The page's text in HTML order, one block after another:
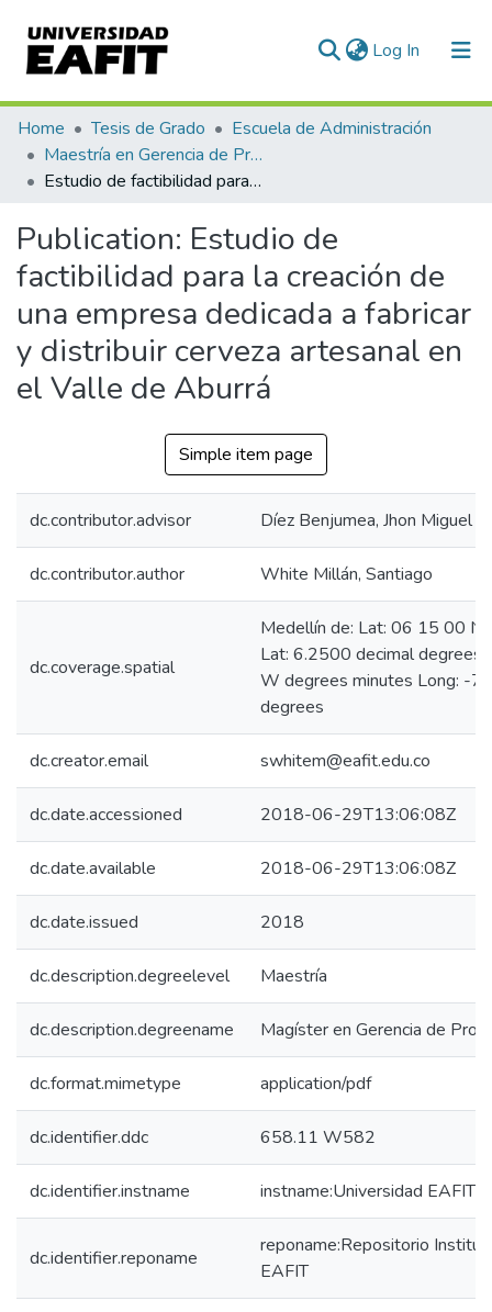
Log In (current)
Communities & Collections
All of DSpace
Home Tesis de Grado
Escuela de Administración
Maestría en Gerencia de Proyectos (Tesis)
Estudio de factibilidad para la creación de una empresa dedicada a fabricar y distribuir cerveza artesanal en el Valle de Aburrá
Publication: Estudio de
factibilidad para la creación de
una empresa dedicada a fabricar
y distribuir cerveza artesanal en
el Valle de Aburrá
Simple item page
dc.contributor.advisor Díez Benjumea, Jhon Miguel
dc.contributor.author White Millán, Santiago
dc.coverage.spatial
Medellín de: Lat: 06 15 00 N
Lat: 6.2500 decimal
W degrees minutes Long: -
degrees
dc.creator.email swhitem@eafit.edu.co
dc.date.accessioned 2018-06-29T13:06:08Z
dc.date.available 2018-06-29T13:06:08Z
dc.date.issued 2018
dc.description.degreelevel Maestría
dc.description.degreename Magíster en Gerencia de
dc.format.mimetype application/pdf
dc.identifier.ddc 658.11 W582
dc.identifier.instname instname:Universidad EAFIT
dc.identifier.reponame
reponame:Repositorio
EAFIT